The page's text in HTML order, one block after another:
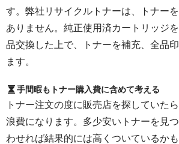
す。弊社リサイクルトナーは、トナー
ありません。純正使用済カートリッジ
品交換した上で、トナーを補充、全品
ます。
手間暇もトナー購入費に含めて考える
トナー注文の度に販売店を探していた
浪費になります。多少安いトナーを見
わせれば結果的には高くついているか